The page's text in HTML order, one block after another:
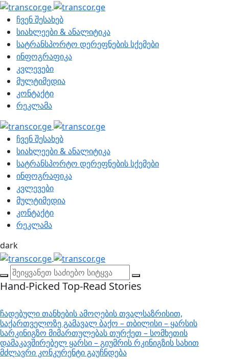
ჩვენ შესახებ
სიახლეები & ანალიტიკა
სატრანსპორტო დერეფნების სქემები
ინფოგრაფიკა
კვლევები
მულტიმედია
კონტაქტი
რეკლამა
ჩვენ შესახებ
სიახლეები & ანალიტიკა
სატრანსპორტო დერეფნების სქემები
ინფოგრაფიკა
კვლევები
მულტიმედია
კონტაქტი
რეკლამა
dark
Hand-Picked Top-Read Stories
ჩადებული თანხების ამოღების თვალსაზრისით,
საქართველოზე გამავალ ბაქო – თბილისი – ყარსის
სარკინიგზო მიმართულებას თურქეთ – სომხეთის
დამაკავშირებელ ყარსი – გიუმრის რკინიგზის სახით
მძლავრი კონკურენტი გაუჩნდება